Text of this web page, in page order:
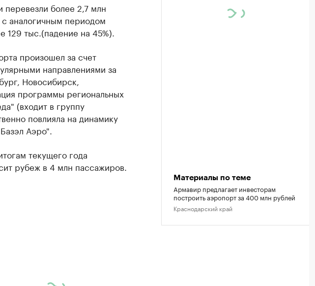
перевезли более 2,7 млн
аналогичным периодом
тыс.(падение на 45%).
произошел за счет
направлениями за
Новосибирск,
программы региональных
(входит в группу
повлияла на динамику
Аэро".
текущего года
рубеж в 4 млн пассажиров.
Материалы по теме
Армавир предлагает инвесторам
построить аэропорт за 400 млн рублей
Краснодарский край